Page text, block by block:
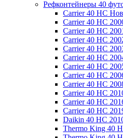
Рефконтейнеры 40
Carrier 40 HC
Carrier 40 HC
Carrier 40 HC
Carrier 40 HC
Carrier 40 HC
Carrier 40 HC
Carrier 40 HC
Carrier 40 HC
Carrier 40 HC
Carrier 40 HC
Carrier 40 HC
Carrier 40 HC
Daikin 40 HC
Thermo King 40